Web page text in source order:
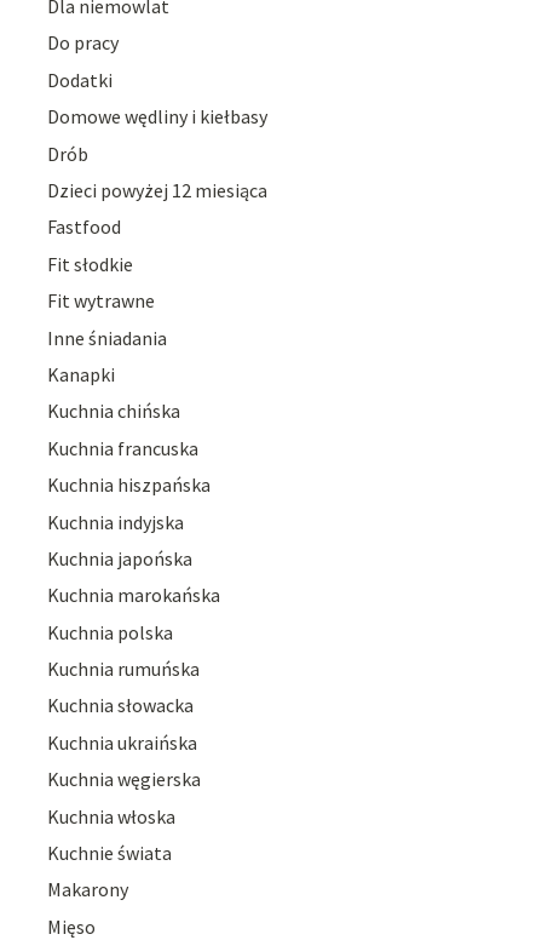
Dla niemowlat
Do pracy
Dodatki
Domowe wędliny i kiełbasy
Drób
Dzieci powyżej 12 miesiąca
Fastfood
Fit słodkie
Fit wytrawne
Inne śniadania
Kanapki
Kuchnia chińska
Kuchnia francuska
Kuchnia hiszpańska
Kuchnia indyjska
Kuchnia japońska
Kuchnia marokańska
Kuchnia polska
Kuchnia rumuńska
Kuchnia słowacka
Kuchnia ukraińska
Kuchnia węgierska
Kuchnia włoska
Kuchnie świata
Makarony
Mięso